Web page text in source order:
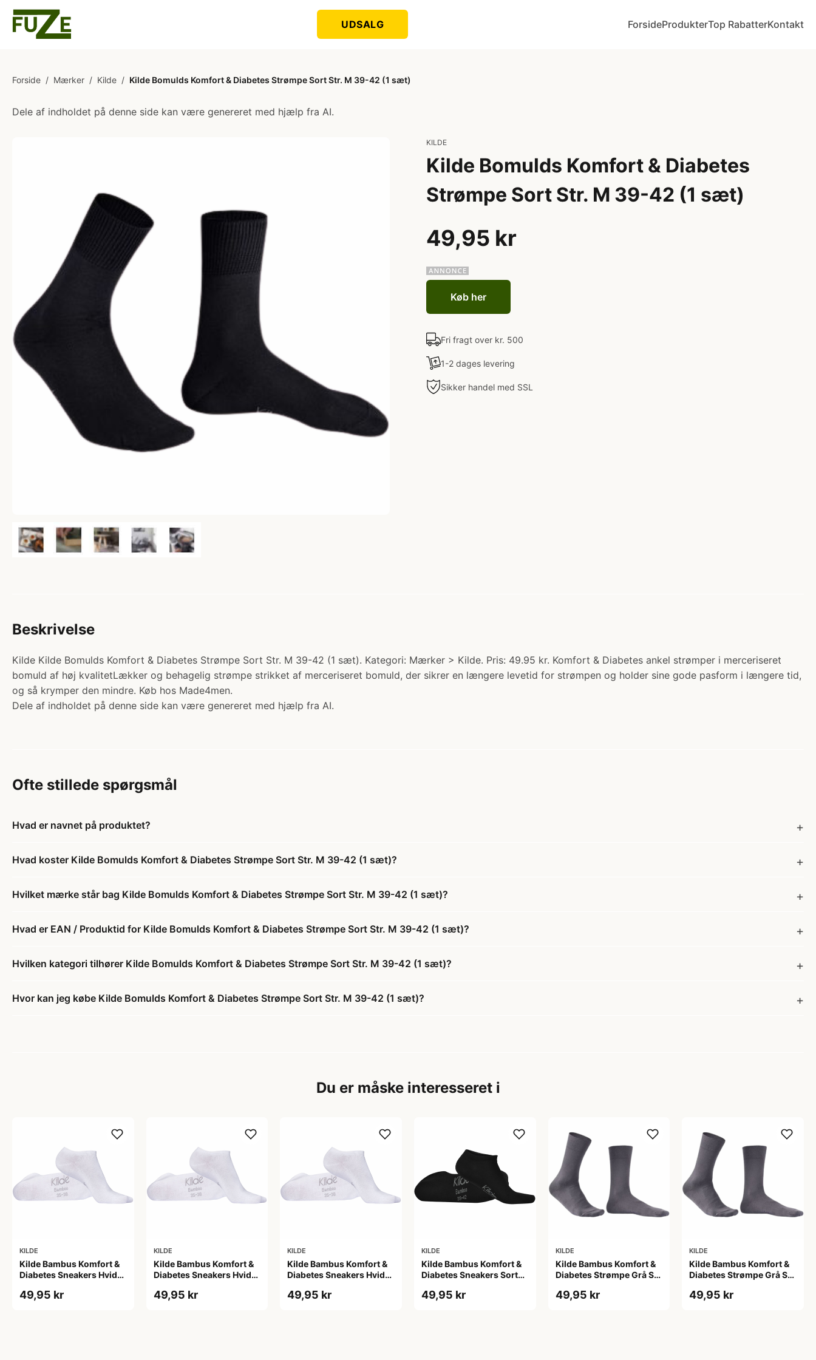
UDSALG ForsideProdukterTop RabatterKontakt
Forside / Mærker / Kilde / Kilde Bomulds Komfort & Diabetes Strømpe Sort Str. M 39-42 (1 sæt)
Dele af indholdet på denne side kan være genereret med hjælp fra AI.
KILDE
Kilde Bomulds Komfort & Diabetes
Strømpe Sort Str. M 39-42 (1 sæt)
49,95 kr
Køb her
Fri fragt over kr. 500
1-2 dages levering
Sikker handel med SSL
Beskrivelse
Kilde Kilde Bomulds Komfort & Diabetes Strømpe Sort Str. M 39-42 (1 sæt). Kategori: Mærker > Kilde. Pris: 49.95 kr. Komfort & Diabetes ankel strømper i merceriseret
bomuld af høj kvalitetLækker og behagelig strømpe strikket af merceriseret bomuld, der sikrer en længere levetid for strømpen og holder sine gode pasform i længere tid,
og så krymper den mindre. Køb hos Made4men.
Dele af indholdet på denne side kan være genereret med hjælp fra AI.
Ofte stillede spørgsmål
Hvad er navnet på produktet?
Hvad koster Kilde Bomulds Komfort & Diabetes Strømpe Sort Str. M 39-42 (1 sæt)?
Hvilket mærke står bag Kilde Bomulds Komfort & Diabetes Strømpe Sort Str. M 39-42 (1 sæt)?
Hvad er EAN / Produktid for Kilde Bomulds Komfort & Diabetes Strømpe Sort Str. M 39-42 (1 sæt)?
Hvilken kategori tilhører Kilde Bomulds Komfort & Diabetes Strømpe Sort Str. M 39-42 (1 sæt)?
Hvor kan jeg købe Kilde Bomulds Komfort & Diabetes Strømpe Sort Str. M 39-42 (1 sæt)?
Du er måske interesseret i
KILDE
Kilde Bambus Komfort &
Diabetes Sneakers Hvid
49,95 kr
KILDE
Kilde Bambus Komfort &
Diabetes Sneakers Hvid
49,95 kr
KILDE
Kilde Bambus Komfort &
Diabetes Sneakers Hvid
49,95 kr
KILDE
Kilde Bambus Komfort &
Diabetes Sneakers Sort
49,95 kr
KILDE
Kilde Bambus Komfort &
Diabetes Strømpe Grå Str.
49,95 kr
KILDE
Kilde Bambus Komfort &
Diabetes Strømpe Grå Str.
49,95 kr